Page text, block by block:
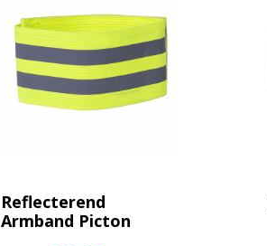
Reflecterend
Armband Picton